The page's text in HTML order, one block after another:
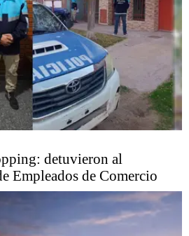
detuvieron al
Empleados de Comercio